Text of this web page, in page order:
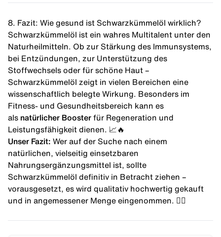
8. Fazit: Wie gesund ist Schwarzkümmelöl wirklich?
Schwarzkümmelöl ist ein wahres Multitalent unter den
Naturheilmitteln. Ob zur Stärkung des Immunsystems,
bei Entzündungen, zur Unterstützung des
Stoffwechsels oder für schöne Haut –
Schwarzkümmelöl zeigt in vielen Bereichen eine
wissenschaftlich belegte Wirkung. Besonders im
Fitness- und Gesundheitsbereich kann es
als natürlicher Booster für Regeneration und
Leistungsfähigkeit dienen. 📈🔥
Unser Fazit: Wer auf der Suche nach einem
natürlichen, vielseitig einsetzbaren
Nahrungsergänzungsmittel ist, sollte
Schwarzkümmelöl definitiv in Betracht ziehen –
vorausgesetzt, es wird qualitativ hochwertig gekauft
und in angemessener Menge eingenommen. 👍🏼